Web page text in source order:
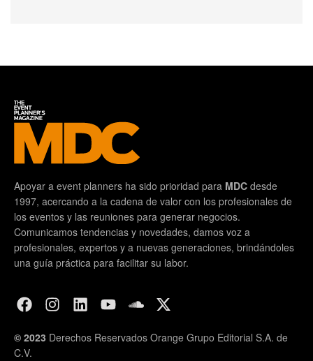
Apoyar a event planners ha sido prioridad para MDC desde
1997, acercando a la cadena de valor con los profesionales de
los eventos y las reuniones para generar negocios.
Comunicamos tendencias y novedades, damos voz a
profesionales, expertos y a nuevas generaciones, brindándoles
una guía práctica para facilitar su labor.
© 2023 Derechos Reservados Orange Grupo Editorial S.A. de
C.V.